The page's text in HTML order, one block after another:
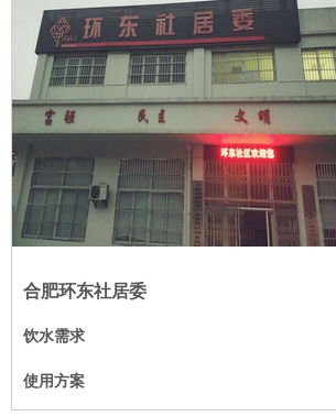
合肥环东社居委
饮水需求
使用方案